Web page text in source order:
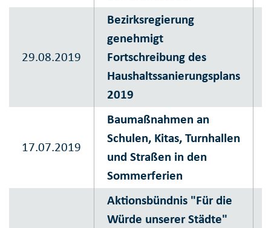
29.08.2019
Bezirksregierung
genehmigt
Fortschreibung des
Haushaltssanierungsplans
2019
17.07.2019
Baumaßnahmen an
Schulen, Kitas, Turnhallen
und Straßen in den
Sommerferien
Aktionsbündnis "Für die
Würde unserer Städte"